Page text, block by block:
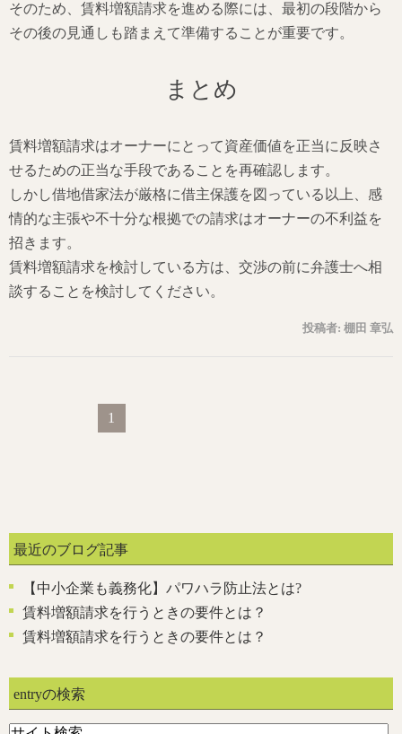
そのため、賃料増額請求を進める際には、最初の段階から
その後の見通しも踏まえて準備することが重要です。
まとめ
賃料増額請求はオーナーにとって資産価値を正当に反映さ
せるための正当な手段であることを再確認します。
しかし借地借家法が厳格に借主保護を図っている以上、感
情的な主張や不十分な根拠での請求はオーナーの不利益を
招きます。
賃料増額請求を検討している方は、交渉の前に弁護士へ相
談することを検討してください。
投稿者: 棚田 章弘
1
最近のブログ記事
【中小企業も義務化】パワハラ防止法とは?
賃料増額請求を行うときの要件とは？
賃料増額請求を行うときの要件とは？
entryの検索